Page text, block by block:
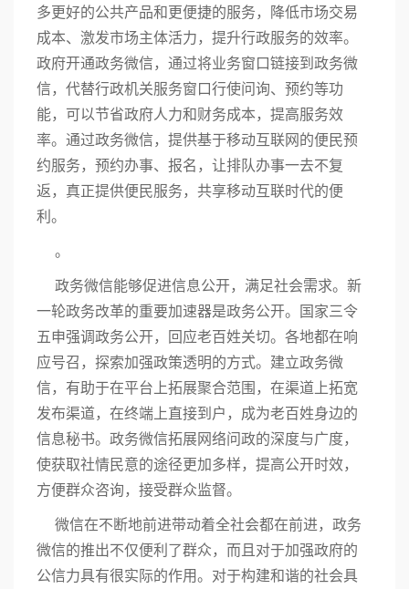
多更好的公共产品和更便捷的服务，降低市场交易
成本、激发市场主体活力，提升行政服务的效率。
政府开通政务微信，通过将业务窗口链接到政务微
信，代替行政机关服务窗口行使问询、预约等功
能，可以节省政府人力和财务成本，提高服务效
率。通过政务微信，提供基于移动互联网的便民预
约服务，预约办事、报名，让排队办事一去不复
返，真正提供便民服务，共享移动互联时代的便
利。
。
政务微信能够促进信息公开，满足社会需求。新
一轮政务改革的重要加速器是政务公开。国家三令
五申强调政务公开，回应老百姓关切。各地都在响
应号召，探索加强政策透明的方式。建立政务微
信，有助于在平台上拓展聚合范围，在渠道上拓宽
发布渠道，在终端上直接到户，成为老百姓身边的
信息秘书。政务微信拓展网络问政的深度与广度，
使获取社情民意的途径更加多样，提高公开时效，
方便群众咨询，接受群众监督。
微信在不断地前进带动着全社会都在前进，政务
微信的推出不仅便利了群众，而且对于加强政府的
公信力具有很实际的作用。对于构建和谐的社会具